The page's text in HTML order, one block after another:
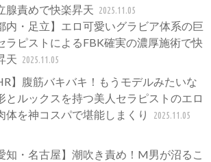
腺責めで快楽昇天 2025.11.05
内・足立】エロ可愛いグラビア体系の巨
ラピストによるFBK確実の濃厚施術で快
天 2025.11.05
】腹筋バキバキ！もうモデルみたいな
とルックスを持つ美人セラピストのエロ
体を神コスパで堪能しまくり
2025.11.05
知・名古屋】潮吹き責め！M男が沼るこ